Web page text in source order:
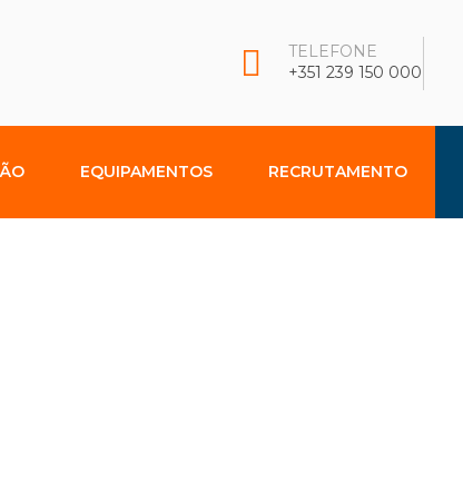
TELEFONE
+351 239 150 000
EQUIPAMENTOS RECRUTAMENTO